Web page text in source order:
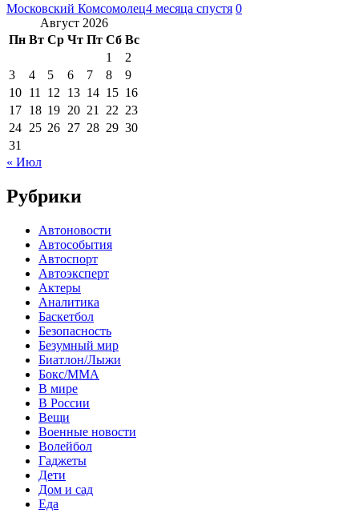
Московский Комсомолец4 месяца спустя 0
Август 2026
Пн Вт Ср Чт Пт Сб Вс
1
2
3
4 5 6 7 8
9
10 11 12 13 14 15 16
17 18 19 20 21 22 23
24 25 26 27 28 29 30
31
« Июл
Рубрики
Автоновости
Автособытия
Автоспорт
Автоэксперт
Актеры
Аналитика
Баскетбол
Безопасность
Безумный мир
Биатлон/Лыжи
Бокс/MMA
В мире
В России
Вещи
Военные новости
Волейбол
Гаджеты
Дети
Дом и сад
Еда